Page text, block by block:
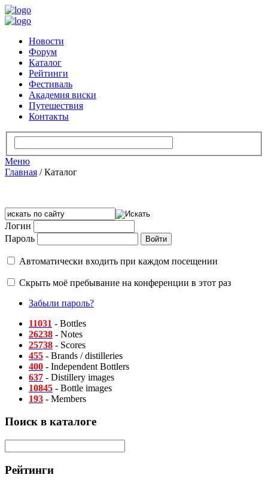
Новости
Форум
Каталог
Рейтинги
Фестиваль
Академия виски
Путешествия
Контакты
Меню
Главная /Каталог
Логин
Пароль
Автоматически входить при каждом посещении
Скрыть моё пребывание на конференции в этот раз
Забыли пароль?
11031 - Bottles
26238 - Notes
25738 - Scores
455 - Brands / distilleries
400 - Independent Bottlers
637 - Distillery images
10845 - Bottle images
193 - Members
Поиск в каталоге
Рейтинги